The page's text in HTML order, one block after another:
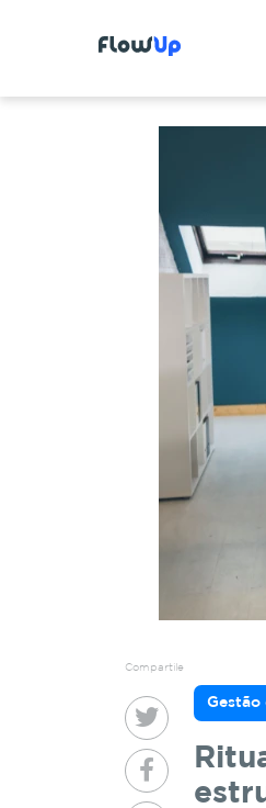
Compartile
Gestão